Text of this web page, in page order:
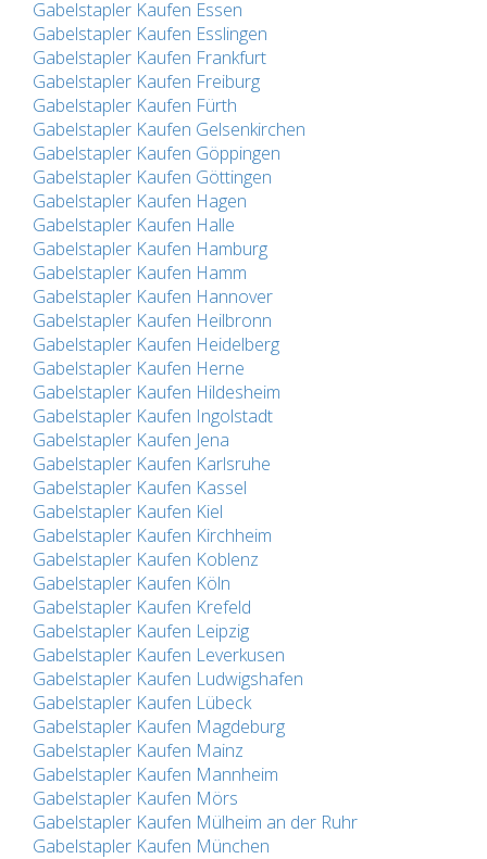
Gabelstapler Kaufen Essen
Gabelstapler Kaufen Esslingen
Gabelstapler Kaufen Frankfurt
Gabelstapler Kaufen Freiburg
Gabelstapler Kaufen Fürth
Gabelstapler Kaufen Gelsenkirchen
Gabelstapler Kaufen Göppingen
Gabelstapler Kaufen Göttingen
Gabelstapler Kaufen Hagen
Gabelstapler Kaufen Halle
Gabelstapler Kaufen Hamburg
Gabelstapler Kaufen Hamm
Gabelstapler Kaufen Hannover
Gabelstapler Kaufen Heilbronn
Gabelstapler Kaufen Heidelberg
Gabelstapler Kaufen Herne
Gabelstapler Kaufen Hildesheim
Gabelstapler Kaufen Ingolstadt
Gabelstapler Kaufen Jena
Gabelstapler Kaufen Karlsruhe
Gabelstapler Kaufen Kassel
Gabelstapler Kaufen Kiel
Gabelstapler Kaufen Kirchheim
Gabelstapler Kaufen Koblenz
Gabelstapler Kaufen Köln
Gabelstapler Kaufen Krefeld
Gabelstapler Kaufen Leipzig
Gabelstapler Kaufen Leverkusen
Gabelstapler Kaufen Ludwigshafen
Gabelstapler Kaufen Lübeck
Gabelstapler Kaufen Magdeburg
Gabelstapler Kaufen Mainz
Gabelstapler Kaufen Mannheim
Gabelstapler Kaufen Mörs
Gabelstapler Kaufen Mülheim an der Ruhr
Gabelstapler Kaufen München